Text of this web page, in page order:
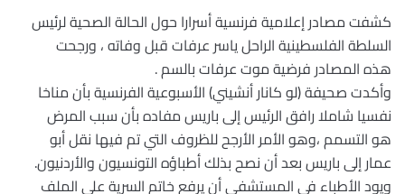
كشفت مصادر إعلامية فرنسية أسرارا حول الحالة الصحية لرئيس
السلطة الفلسطينية الراحل ياسر عرفات قبل وفاته ، ورجحت
هذه المصادر فرضية موت عرفات بالسم .
وأكدت صحيفة (لو كانار أنشيني) الأسبوعية الفرنسية بأن مناخا
نفسيا شاملا رافق الرئيس إلى باريس مفاده بأن سبب المرض
هو التسمم ،وهو الأمر الأرجح للظروف التي تم فيها نقل أبو
عمار إلى باريس بعد أن نصح بذلك أطباؤه التونسيون والأردنيون.
ويود الأطباء في المستشفى أن يرفع خاتم السرية على الملف